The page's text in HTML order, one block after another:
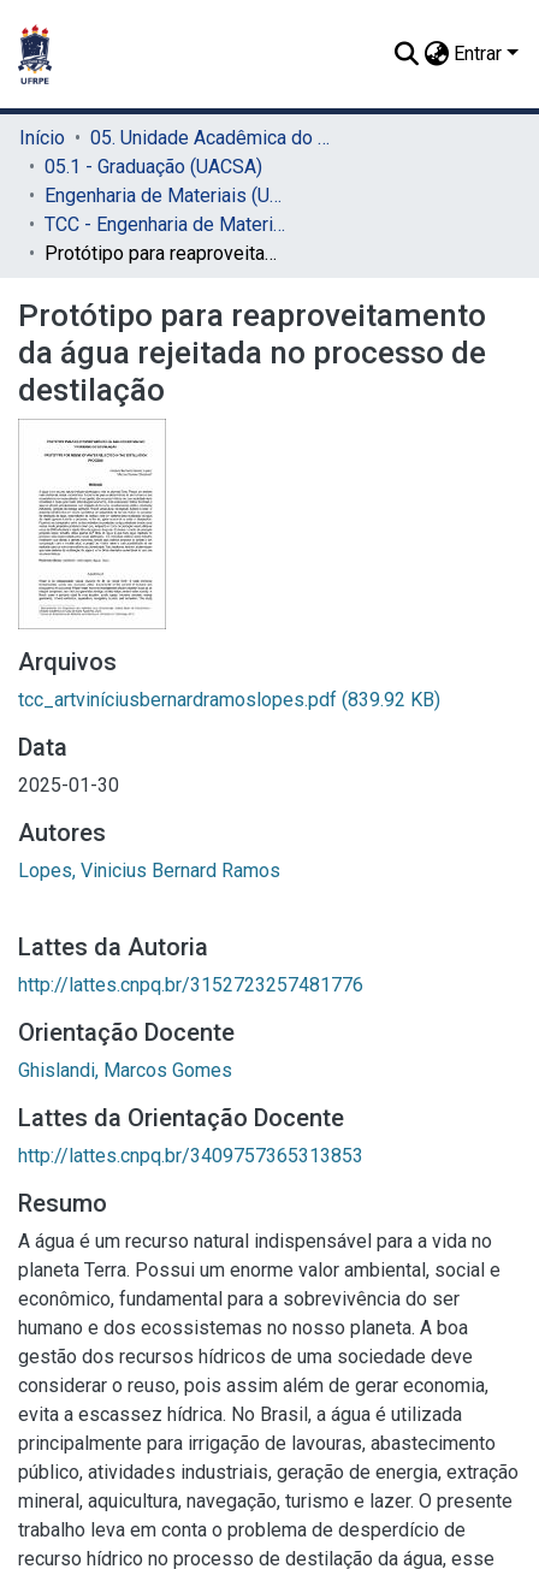
Entrar
Início
05. Unidade Acadêmica do Cabo de Santo Agostinho (UACSA)
05.1 - Graduação (UACSA)
Engenharia de Materiais (UACSA)
TCC - Engenharia de Materiais (UACSA)
Protótipo para reaproveitamento da água rejeitada no processo de destilação
Protótipo para reaproveitamento
da água rejeitada no processo de
destilação
Arquivos
tcc_artviníciusbernardramoslopes.pdf (839.92 KB)
Data
2025-01-30
Autores
Lopes, Vinicius Bernard Ramos
Lattes da Autoria
http://lattes.cnpq.br/3152723257481776
Orientação Docente
Ghislandi, Marcos Gomes
Lattes da Orientação Docente
http://lattes.cnpq.br/3409757365313853
Resumo
A água é um recurso natural indispensável para a vida no
planeta Terra. Possui um enorme valor ambiental, social e
econômico, fundamental para a sobrevivência do ser
humano e dos ecossistemas no nosso planeta. A boa
gestão dos recursos hídricos de uma sociedade deve
considerar o reuso, pois assim além de gerar economia,
evita a escassez hídrica. No Brasil, a água é utilizada
principalmente para irrigação de lavouras, abastecimento
público, atividades industriais, geração de energia, extração
mineral, aquicultura, navegação, turismo e lazer. O presente
trabalho leva em conta o problema de desperdício de
recurso hídrico no processo de destilação da água, esse